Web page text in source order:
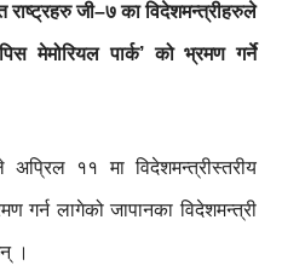
राष्ट्रहरु जी–७ का विदेशमन्त्रीहरुले
मेमोरियल पार्क’ को भ्रमण गर्ने
अप्रिल ११ मा विदेशमन्त्रीस्तरीय
गर्न लागेको जापानका विदेशमन्त्री
।